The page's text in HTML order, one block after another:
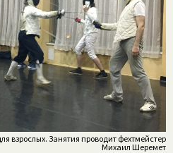
взрослых. Занятия проводит фехтмейстер
Михаил Шеремет